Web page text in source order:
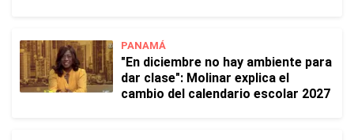
PANAMÁ
"En diciembre no hay ambiente para
dar clase": Molinar explica el
cambio del calendario escolar 2027